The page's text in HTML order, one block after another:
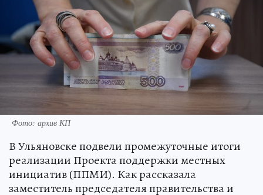
Фото: архив КП
В Ульяновске подвели промежуточные итоги
реализации Проекта поддержки местных
инициатив (ППМИ). Как рассказала
заместитель председателя правительства и